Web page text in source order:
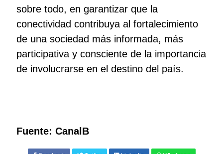
sobre todo, en garantizar que la
conectividad contribuya al fortalecimiento
de una sociedad más informada, más
participativa y consciente de la importancia
de involucrarse en el destino del país.
Fuente: CanalB